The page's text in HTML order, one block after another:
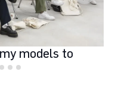
models to